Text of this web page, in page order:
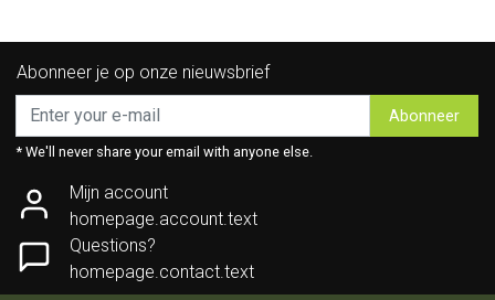
Abonneer je op onze nieuwsbrief
Abonneer
* We'll never share your email with anyone else.
Mijn account
homepage.account.text
Questions?
homepage.contact.text